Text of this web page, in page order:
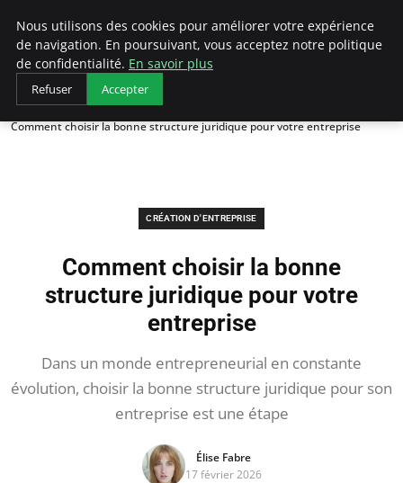
LECFCM
Accueil
Création d'entreprise
Comment choisir la bonne structure juridique pour votre entreprise
CRÉATION D'ENTREPRISE
Comment choisir la bonne
structure juridique pour votre
entreprise
Dans un monde entrepreneurial en constante
évolution, choisir la bonne structure juridique pour son
entreprise est une étape
Élise Fabre
17 février 2026
Nous utilisons des cookies pour améliorer votre expérience
de navigation. En poursuivant, vous acceptez notre politique
de confidentialité. En savoir plus
Refuser Accepter